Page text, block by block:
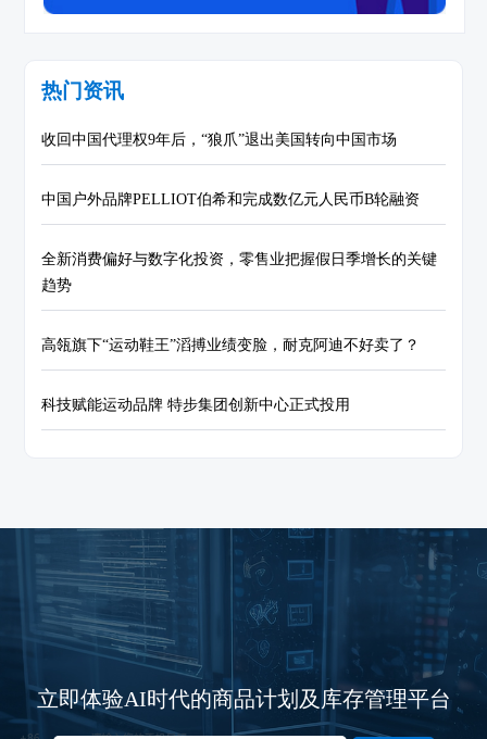
热门资讯
收回中国代理权9年后，“狼爪”退出美国转向中国市场
中国户外品牌PELLIOT伯希和完成数亿元人民币B轮融资
全新消费偏好与数字化投资，零售业把握假日季增长的关键
趋势
高瓴旗下“运动鞋王”滔搏业绩变脸，耐克阿迪不好卖了？
科技赋能运动品牌 特步集团创新中心正式投用
立即体验AI时代的商品计划及库存管理平台